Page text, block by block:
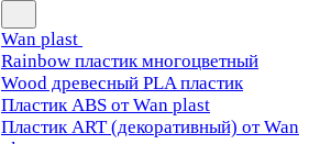
Wan plast
Rainbow пластик многоцветный
Wood древесный PLA пластик
Пластик ABS от Wan plast
Пластик ART (декоративный) от Wan